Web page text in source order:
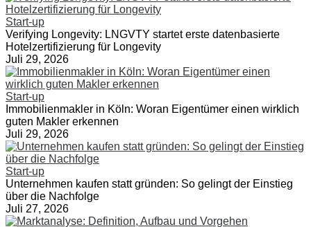
Start-up
Verifying Longevity: LNGVTY startet erste datenbasierte
Hotelzertifizierung für Longevity
Juli 29, 2026
Start-up
Immobilienmakler in Köln: Woran Eigentümer einen wirklich
guten Makler erkennen
Juli 29, 2026
Start-up
Unternehmen kaufen statt gründen: So gelingt der Einstieg
über die Nachfolge
Juli 27, 2026